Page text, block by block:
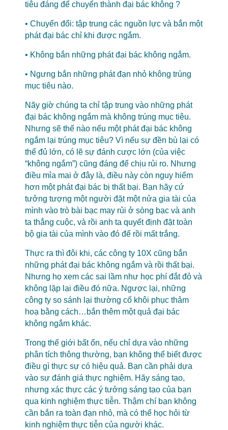
tiêu đáng để chuyển thành đại bác không ?
• Chuyển đổi: tập trung các nguồn lực và bắn một
phát đại bác chỉ khi được ngắm.
• Không bắn những phát đại bác không ngắm.
• Ngưng bắn những phát đạn nhỏ không trúng
mục tiêu nào.
Nãy giờ chúng ta chỉ tập trung vào những phát
đại bác không ngắm mà không trúng mục tiêu.
Nhưng sẽ thế nào nếu một phát đại bác không
ngắm lại trúng mục tiêu? Vì nếu sự đền bù lại có
thể đủ lớn, có lẽ sự đánh cược lớn (của việc
“không ngắm”) cũng đáng để chịu rủi ro. Nhưng
điều mỉa mai ở đây là, điều này còn nguy hiểm
hơn một phát đại bác bị thất bại. Bạn hãy cứ
tưởng tượng một người đặt một nửa gia tài của
mình vào trò bài bạc may rủi ở sòng bạc và anh
ta thắng cuộc, và rồi anh ta quyết định đặt toàn
bộ gia tài của mình vào đó để rồi mất trắng.
Thực ra thì đôi khi, các công ty 10X cũng bắn
những phát đại bác không ngắm và rồi thất bại.
Nhưng họ xem các sai lầm như học phí đắt đỏ và
không lặp lại điều đó nữa. Ngược lại, những
công ty so sánh lại thường cố khôi phục thảm
hoạ bằng cách…bắn thêm một quả đại bác
không ngắm khác.
Trong thế giới bất ổn, nếu chỉ dựa vào những
phân tích thông thường, bạn không thể biết được
điều gì thực sự có hiệu quả. Bạn cần phải dựa
vào sự đánh giá thực nghiệm. Hãy sáng tạo,
nhưng xác thực các ý tưởng sáng tạo của bạn
qua kinh nghiệm thực tiễn. Thậm chí bạn không
cần bắn ra toàn đạn nhỏ, mà có thể học hỏi từ
kinh nghiệm thực tiễn của người khác.